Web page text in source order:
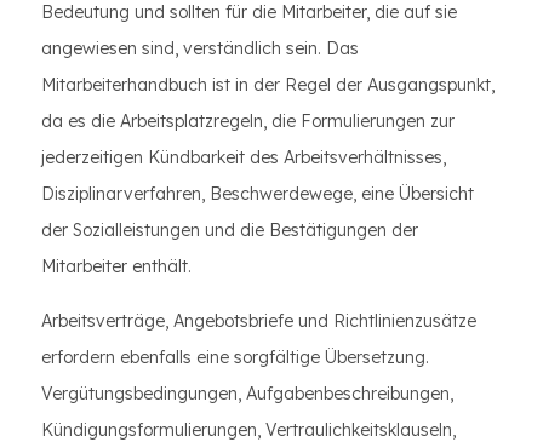
Bedeutung und sollten für die Mitarbeiter, die auf sie
angewiesen sind, verständlich sein. Das
Mitarbeiterhandbuch ist in der Regel der Ausgangspunkt,
da es die Arbeitsplatzregeln, die Formulierungen zur
jederzeitigen Kündbarkeit des Arbeitsverhältnisses,
Disziplinarverfahren, Beschwerdewege, eine Übersicht
der Sozialleistungen und die Bestätigungen der
Mitarbeiter enthält.
Arbeitsverträge, Angebotsbriefe und Richtlinienzusätze
erfordern ebenfalls eine sorgfältige Übersetzung.
Vergütungsbedingungen, Aufgabenbeschreibungen,
Kündigungsformulierungen, Vertraulichkeitsklauseln,